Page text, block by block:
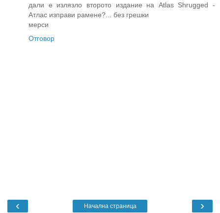
дали е излязло второто издание на Atlas Shrugged -
Атлас изправи рамене?... без грешки
мерси
Отговор
‹ ›
Начална страница